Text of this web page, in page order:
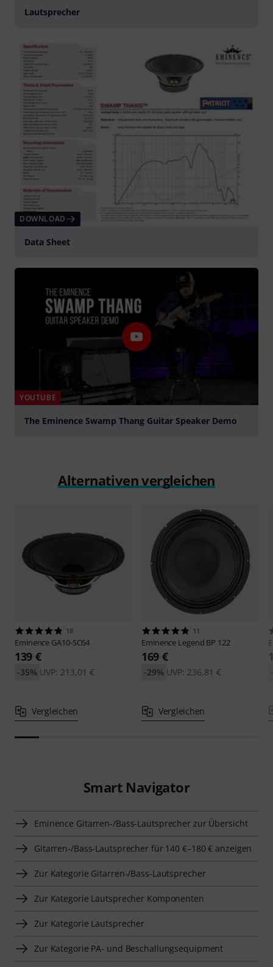
Lautsprecher
DOWNLOAD
Data Sheet
YOUTUBE
The Eminence Swamp Thang Guitar Speaker Demo
Alternativen vergleichen
18
Eminence GA10-SC64
139 €
UVP: 213,01 €
-35%
Vergleichen
11
Eminence Legend BP 122
169 €
UVP: 236,81 €
-29%
Vergleichen
Smart Navigator
Eminence Gitarren-/Bass-Lautsprecher zur Übersicht
Gitarren-/Bass-Lautsprecher für 140 €–180 € anzeigen
Zur Kategorie Gitarren-/Bass-Lautsprecher
Zur Kategorie Lautsprecher Komponenten
Zur Kategorie Lautsprecher
Zur Kategorie PA- und Beschallungsequipment